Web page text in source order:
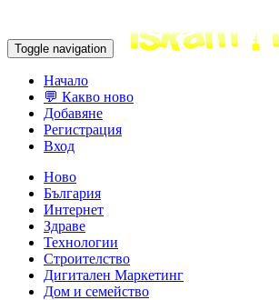
Toggle navigation
Начало
💬 Какво ново
Добавяне
Регистрация
Вход
Ново
България
Интернет
Здраве
Технологии
Строителство
Дигитален Маркетинг
Дом и семейство